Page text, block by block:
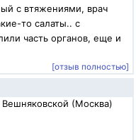
с втяжениями, врач
то салаты.. с
часть органов, еще и
[отзыв полностью]
(Москва)